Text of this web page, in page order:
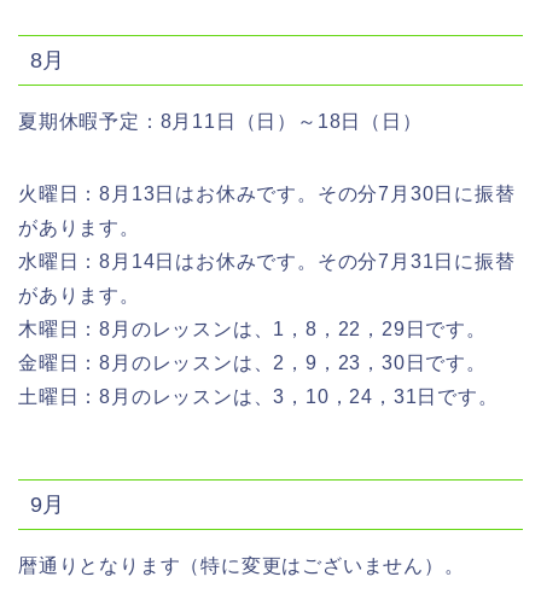
8月
夏期休暇予定：8月11日（日）～18日（日）
火曜日：8月13日はお休みです。その分7月30日に振替
があります。
水曜日：8月14日はお休みです。その分7月31日に振替
があります。
木曜日：8月のレッスンは、1，8，22，29日です。
金曜日：8月のレッスンは、2，9，23，30日です。
土曜日：8月のレッスンは、3，10，24，31日です。
9月
暦通りとなります（特に変更はございません）。